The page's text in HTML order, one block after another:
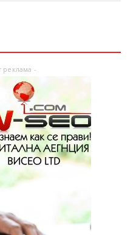
реклама -